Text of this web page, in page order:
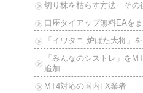
切り株を枯らす方法 その
口座タイアップ無料EAをま
「イワタニ 炉ばた大将」
「みんなのシストレ」を
追加
MT4対応の国内FX業者